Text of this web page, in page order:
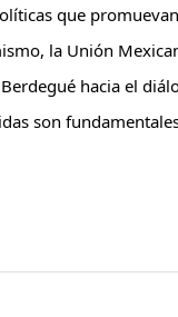
que
la Unión
hacia el
son